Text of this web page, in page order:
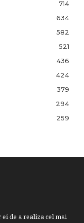
714
634
582
521
436
424
379
294
259
de a realiza cel mai